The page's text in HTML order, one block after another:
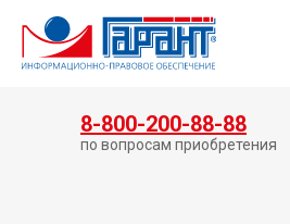
8-800-200-88-88
по вопросам приобретения